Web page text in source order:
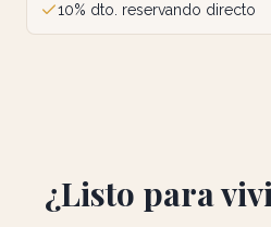
10% dto. reservando directo
¿Listo para